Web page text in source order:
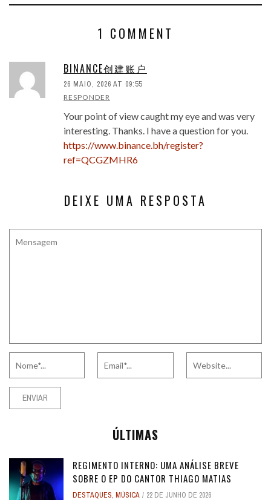
1 COMMENT
BINANCE创建账户
26 MAIO, 2026 AT 09:55
RESPONDER
Your point of view caught my eye and was very
interesting. Thanks. I have a question for you.
https://www.binance.bh/register?
ref=QCGZMHR6
DEIXE UMA RESPOSTA
ÚLTIMAS
REGIMENTO INTERNO: UMA ANÁLISE BREVE
SOBRE O EP DO CANTOR THIAGO MATIAS
DESTAQUES, MÚSICA 22 DE JUNHO DE 2026